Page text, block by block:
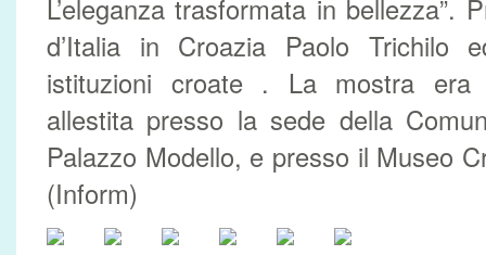
L’eleganza trasformata in bellezza”.
d’Italia in Croazia Paolo
istituzioni croate . La mostra era
allestita presso la sede della
Palazzo Modello, e presso il Museo
(Inform)